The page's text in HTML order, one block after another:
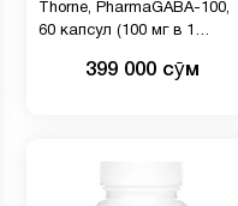
Thorne, PharmaGABA-100,
60 капсул (100 мг в 1
399 000 сӯм